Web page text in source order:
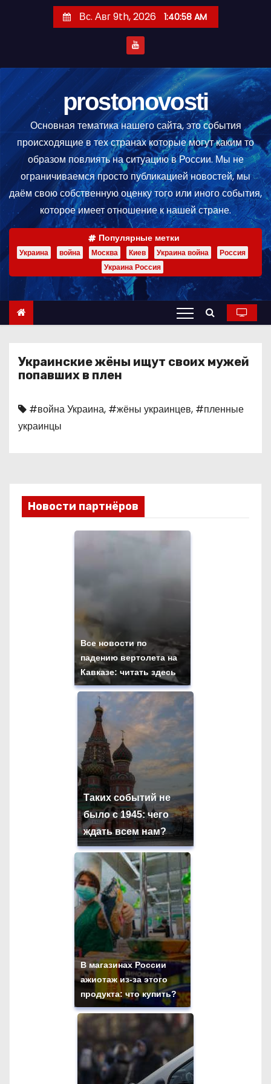
е
р
ж
м
Вс. Авг 9th, 2026 1:40:59 AM
prostonovosti
Основная тематика нашего сайта, это события
происходящие в тех странах которые могут каким то
образом повлиять на ситуацию в России. Мы не
ограничиваемся просто публикацией новостей, мы
даём свою собственную оценку того или иного события,
которое имеет отношение к нашей стране.
Популярные метки
Украина война Москва Киев Украина война
Россия
Украина Россия
Украинские жёны ищут своих мужей
попавших в плен
#война Украина, #жёны украинцев, #пленные
украинцы
Новости партнёров
Все новости по
падению вертолета на
Кавказе: читать здесь
Таких событий не
было с 1945: чего
ждать всем нам?
В магазинах России
ажиотаж из-за этого
продукта: что купить?